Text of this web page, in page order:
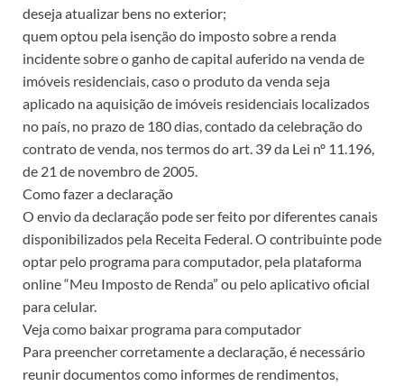
deseja atualizar bens no exterior;
quem optou pela isenção do imposto sobre a renda
incidente sobre o ganho de capital auferido na venda de
imóveis residenciais, caso o produto da venda seja
aplicado na aquisição de imóveis residenciais localizados
no país, no prazo de 180 dias, contado da celebração do
contrato de venda, nos termos do art. 39 da Lei nº 11.196,
de 21 de novembro de 2005.
Como fazer a declaração
O envio da declaração pode ser feito por diferentes canais
disponibilizados pela Receita Federal. O contribuinte pode
optar pelo programa para computador, pela plataforma
online “Meu Imposto de Renda” ou pelo aplicativo oficial
para celular.
Veja como baixar programa para computador
Para preencher corretamente a declaração, é necessário
reunir documentos como informes de rendimentos,